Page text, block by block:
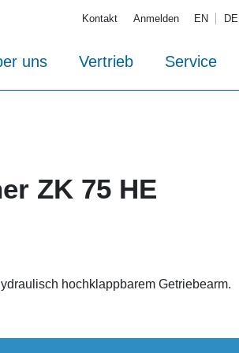
Kontakt Anmelden EN DE
uns Vertrieb Service
ZK 75 HE
hochklappbarem Getriebearm.